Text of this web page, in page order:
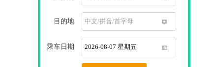
目的地
1
乘车日期
1